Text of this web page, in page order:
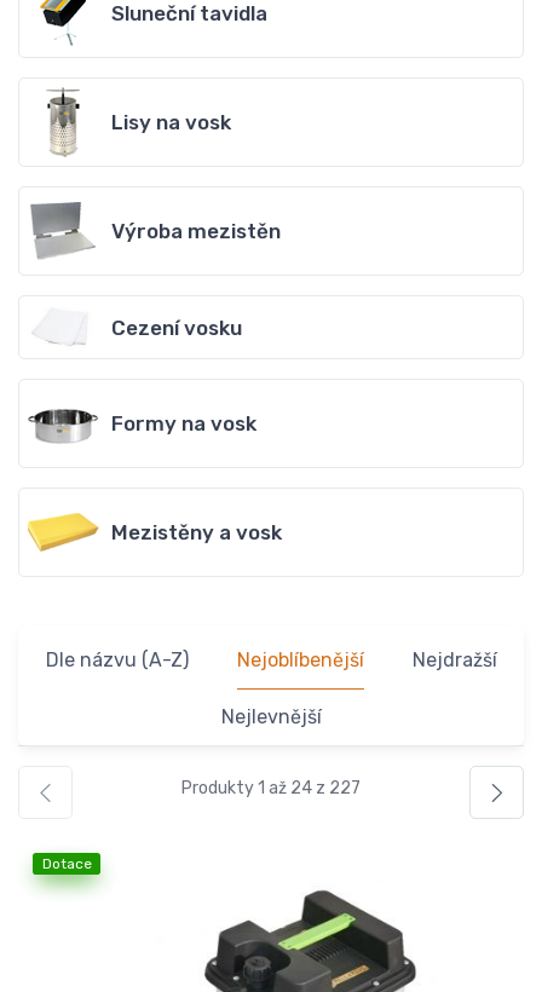
Sluneční tavidla
Lisy na vosk
Výroba mezistěn
Cezení vosku
Formy na vosk
Mezistěny a vosk
Dle názvu (A-Z) Nejoblíbenější Nejdražší
Nejlevnější
Produkty 1 až 24 z 227
Dotace